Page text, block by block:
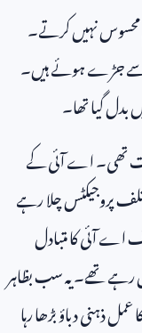
محسوس نہیں کرتے۔
سے جڑے ہوئے ہیں۔
گیا تھا۔
تھی۔ اے آئی کے
پروجیکٹس چلا رہے
آئی کا متبادل
رہے تھے۔ یہ سب بظاہر
عمل ذہنی دباؤ بڑھا رہا